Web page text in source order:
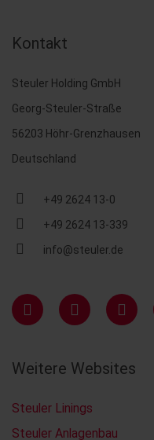
Kontakt
Steuler Holding GmbH
Georg-Steuler-Straße
56203 Höhr-Grenzhausen
Deutschland
+49 2624 13-0
+49 2624 13-339
info@steuler.de
Weitere Websites
Steuler Linings
Steuler Anlagenbau